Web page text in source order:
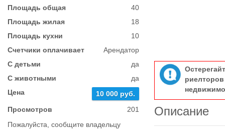
Площадь общая
40
Площадь жилая
18
Площадь кухни
10
Счетчики оплачивает
Арендатор
С детьми
да
С животными
да
Цена
10 000 руб.
Просмотров
201
Пожалуйста, сообщите владельцу
Описание